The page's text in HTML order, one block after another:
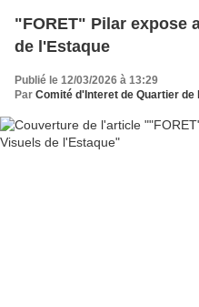
"FORET" Pilar expose
de l'Estaque
Publié le 12/03/2026 à 13:29
Par Comité d'Interet de Quartier de